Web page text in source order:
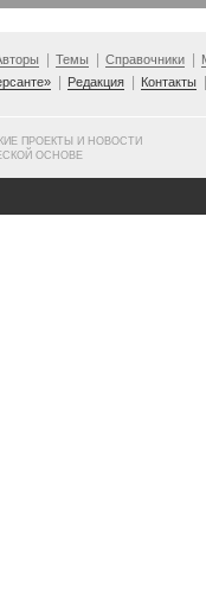
Темы Справочники
Редакция Контакты
ПРОЕКТЫ И НОВОСТИ
ОСНОВЕ